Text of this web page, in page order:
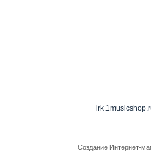
Создание Интернет-